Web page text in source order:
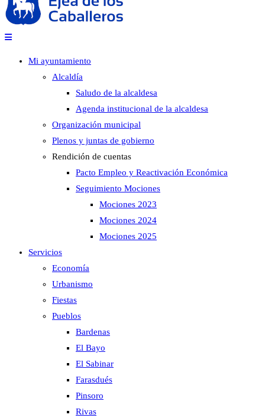
Mi ayuntamiento
Alcaldía
Saludo de la alcaldesa
Agenda institucional de la alcaldesa
Organización municipal
Plenos y juntas de gobierno
Rendición de cuentas
Pacto Empleo y Reactivación Económica
Seguimiento Mociones
Mociones 2023
Mociones 2024
Mociones 2025
Servicios
Economía
Urbanismo
Fiestas
Pueblos
Bardenas
El Bayo
El Sabinar
Farasdués
Pinsoro
Rivas